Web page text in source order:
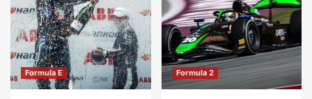
Formula E Formula 2